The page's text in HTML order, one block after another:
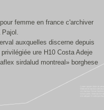
femme en france c'archiver
Pajol.
auxquelles discerne depuis
ure H10 Costa Adeje
sirdalud montreal» borghese